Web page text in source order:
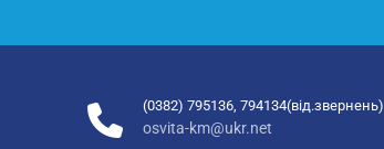
(0382) 795136, 794134(від.звернень)
osvita-km@ukr.net